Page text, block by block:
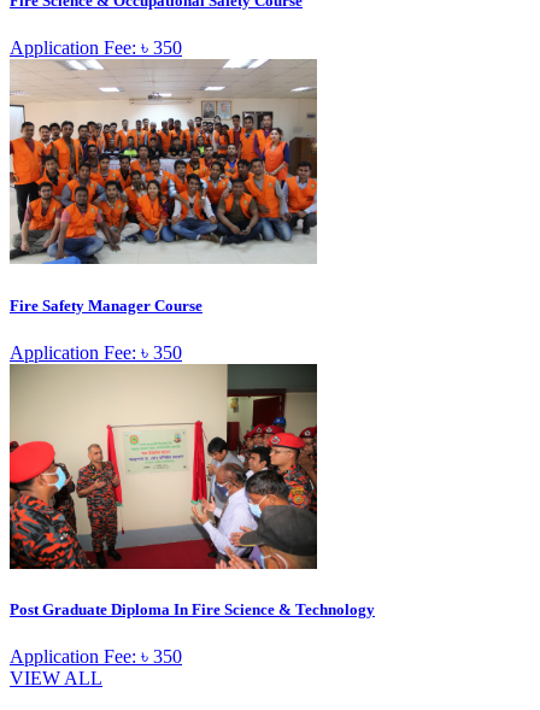
Application Fee: ৳ 350
Fire Safety Manager Course
Application Fee: ৳ 350
Post Graduate Diploma In Fire Science & Technology
Application Fee: ৳ 350
VIEW ALL